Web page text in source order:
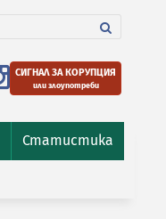
СИГНАЛ ЗА КОРУПЦИЯ
или злоупотреби
Статистика